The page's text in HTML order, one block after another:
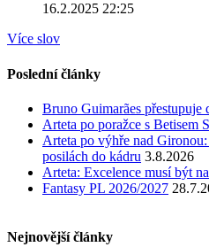
16.2.2025 22:25
Více slov
Poslední články
Bruno Guimarães přestupuje
Arteta po poražce s Betisem
Arteta po výhře nad
posilách do kádru 3.8.2026
Arteta: Excelence musí být
Fantasy PL 2026/2027
Nejnovější články